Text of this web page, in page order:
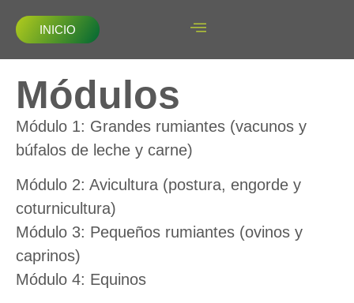
INICIO
Módulos
Módulo 1: Grandes rumiantes (vacunos y
búfalos de leche y carne)
Módulo 2: Avicultura (postura, engorde y
coturnicultura)
Módulo 3: Pequeños rumiantes (ovinos y
caprinos)
Módulo 4: Equinos